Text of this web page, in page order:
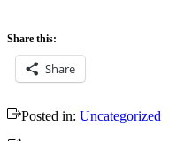
Share this:
Share
Posted in: Uncategorized